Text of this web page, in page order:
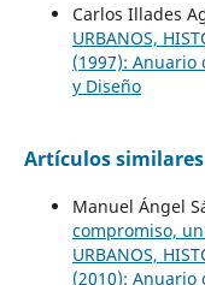
Carlos Illades
URBANOS,
(1997): Anuario
y Diseño
Artículos similares
Manuel Ángel
compromiso,
URBANOS,
(2010): Anuario